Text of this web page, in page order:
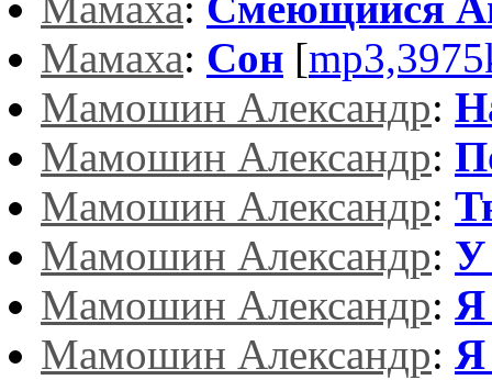
Мамаха: Сон [
Мамошин Александр:
Мамошин Александр:
Мамошин Александр:
Мамошин Александр: У
Мамошин Александр: Я
Мамошин Александр: Я